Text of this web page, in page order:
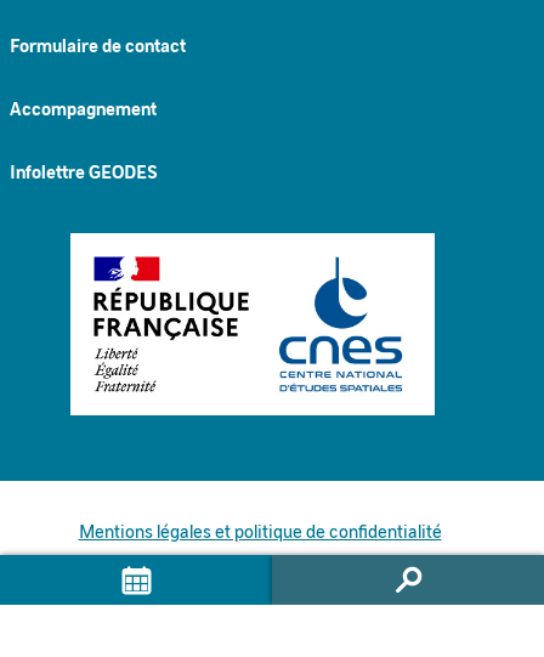
Formulaire de contact
Accompagnement
Infolettre GEODES
Mentions légales et politique de confidentialité